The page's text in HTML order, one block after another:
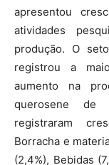
apresentou
atividades
produção. O
registrou a
aumento na
querosene de
registraram
Borracha e
(2,4%), Bebidas